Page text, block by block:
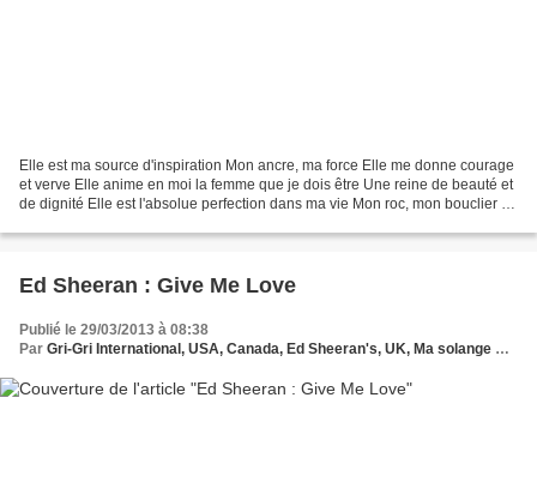
Elle est ma source d'inspiration Mon ancre, ma force Elle me donne courage
et verve Elle anime en moi la femme que je dois être Une reine de beauté et
de dignité Elle est l'absolue perfection dans ma vie Mon roc, mon bouclier Il
Ed Sheeran : Give Me Love
Publié le 29/03/2013 à 08:38
Par Gri-Gri International, USA, Canada, Ed Sheeran's, UK, Ma solange Oussou